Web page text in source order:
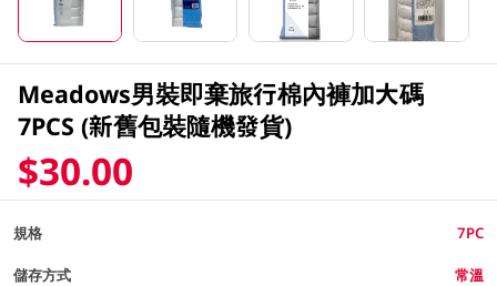
Meadows男裝即棄旅行棉內褲加大碼
7PCS (新舊包裝隨機發貨)
$30.00
規格 7PC
儲存方式 常溫